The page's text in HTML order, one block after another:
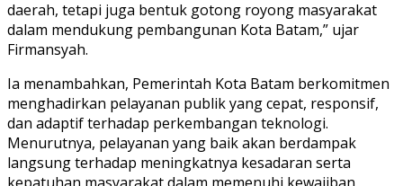
daerah, tetapi juga bentuk gotong royong masyarakat
dalam mendukung pembangunan Kota Batam,” ujar
Firmansyah.
Ia menambahkan, Pemerintah Kota Batam berkomitmen
menghadirkan pelayanan publik yang cepat, responsif,
dan adaptif terhadap perkembangan teknologi.
Menurutnya, pelayanan yang baik akan berdampak
langsung terhadap meningkatnya kesadaran serta